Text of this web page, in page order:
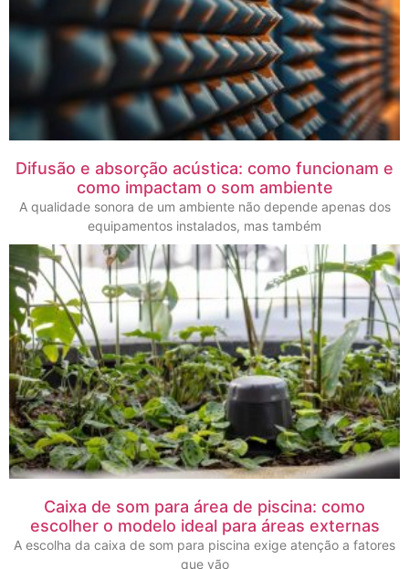
Difusão e absorção acústica: como funcionam e
como impactam o som ambiente
A qualidade sonora de um ambiente não depende apenas dos
equipamentos instalados, mas também
Caixa de som para área de piscina: como
escolher o modelo ideal para áreas externas
A escolha da caixa de som para piscina exige atenção a fatores
que vão